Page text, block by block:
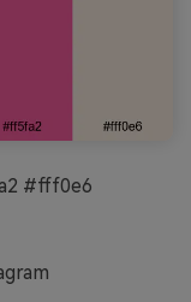
#fff0e6